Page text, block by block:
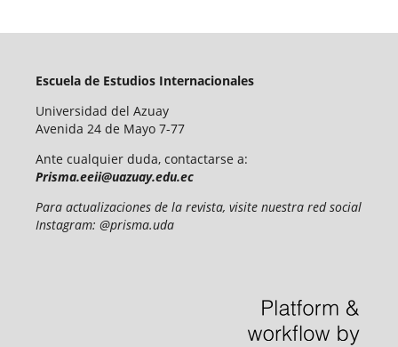
Escuela de Estudios Internacionales
Universidad del Azuay
Avenida 24 de Mayo 7-77
Ante cualquier duda, contactarse a:
Prisma.eeii@uazuay.edu.ec
Para actualizaciones de la revista, visite nuestra red social
Instagram: @prisma.uda